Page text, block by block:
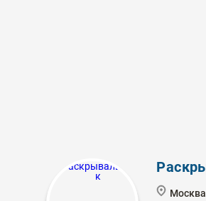
Москва